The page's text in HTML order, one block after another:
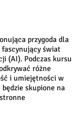
przygoda dla
fascynujący świat
(AI). Podczas kursu
różne
i umiejętności w
skupione na